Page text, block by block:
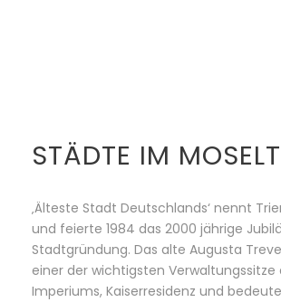
STÄDTE IM
‚Älteste Stadt Deutschlands‘ nennt
und feierte 1984 das 2000 jährige
Stadtgründung. Das alte Augusta
einer der wichtigsten Verwaltungssitze
Imperiums, Kaiserresidenz und